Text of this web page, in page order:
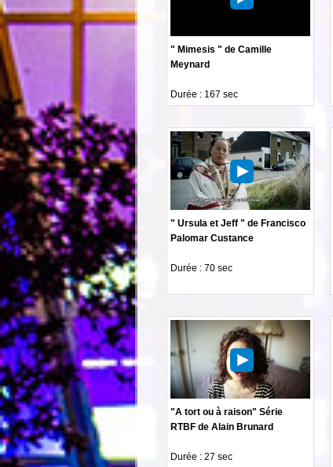
" Mimesis " de Camille
Meynard
Durée : 167 sec
" Ursula et Jeff " de Francisco
Palomar Custance
Durée : 70 sec
"A tort ou à raison" Série
RTBF de Alain Brunard
Durée : 27 sec